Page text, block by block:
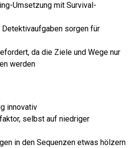
Umsetzung mit Survival-
Detektivaufgaben sorgen für
da die Ziele und Wege nur
werden
innovativ
selbst auf niedriger
in den Sequenzen etwas hölzern